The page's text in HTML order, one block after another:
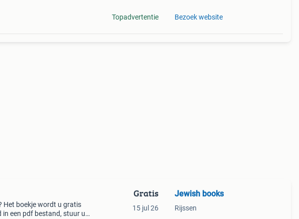
Topadvertentie Bezoek website
Het boekje wordt u gratis
in een pdf bestand, stuur uw
Gratis
15 jul 26
Jewish books
Rijssen